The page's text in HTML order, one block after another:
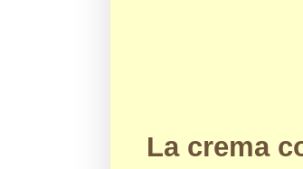
La crema